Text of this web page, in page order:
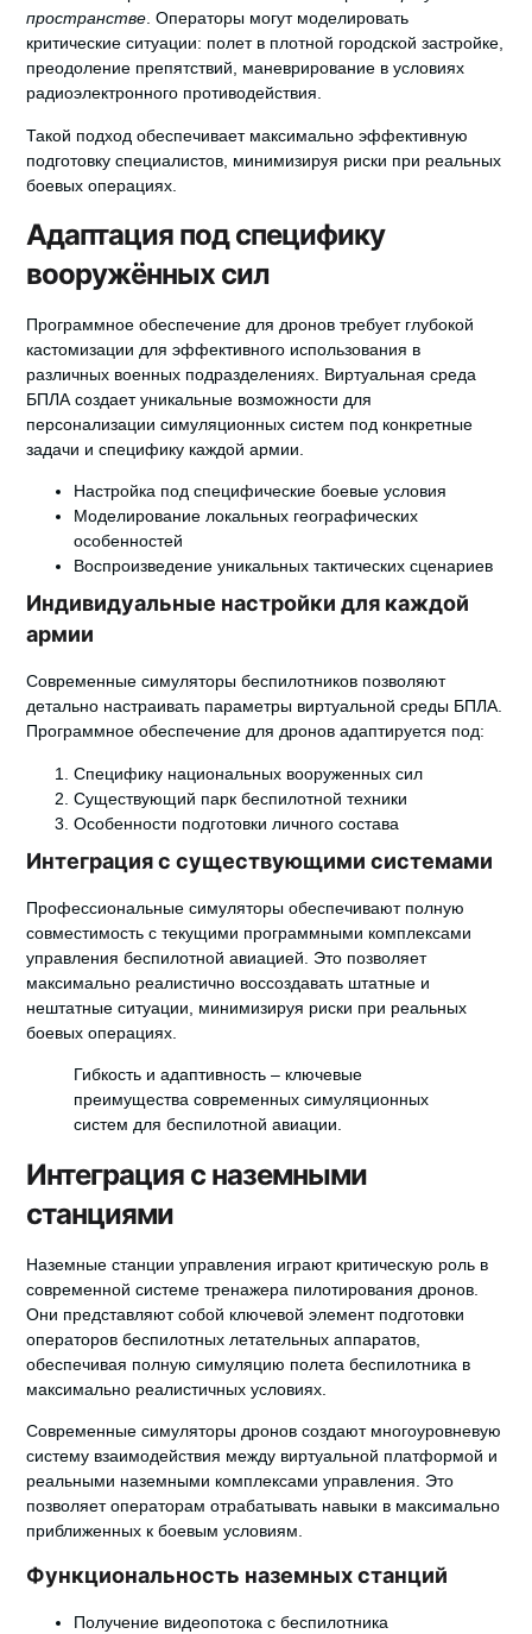
пространстве . Операторы могут моделировать
критические ситуации: полет в плотной городской застройке,
преодоление препятствий, маневрирование в условиях
радиоэлектронного противодействия.
Такой подход обеспечивает максимально эффективную
подготовку специалистов, минимизируя риски при реальных
боевых операциях.
Адаптация под специфику
вооружённых сил
Программное обеспечение для дронов требует глубокой
кастомизации для эффективного использования в
различных военных подразделениях. Виртуальная среда
БПЛА создает уникальные возможности для
персонализации симуляционных систем под конкретные
задачи и специфику каждой армии.
Настройка под специфические боевые условия
Моделирование локальных географических
особенностей
Воспроизведение уникальных тактических сценариев
Индивидуальные настройки для каждой
армии
Современные симуляторы беспилотников позволяют
детально настраивать параметры виртуальной среды БПЛА.
Программное обеспечение для дронов адаптируется под:
Специфику национальных вооруженных сил
Существующий парк беспилотной техники
Особенности подготовки личного состава
Интеграция с существующими системами
Профессиональные симуляторы обеспечивают полную
совместимость с текущими программными комплексами
управления беспилотной авиацией. Это позволяет
максимально реалистично воссоздавать штатные и
нештатные ситуации, минимизируя риски при реальных
боевых операциях.
Гибкость и адаптивность – ключевые
преимущества современных симуляционных
систем для беспилотной авиации.
Интеграция с наземными
станциями
Наземные станции управления играют критическую роль в
современной системе тренажера пилотирования дронов.
Они представляют собой ключевой элемент подготовки
операторов беспилотных летательных аппаратов,
обеспечивая полную симуляцию полета беспилотника в
максимально реалистичных условиях.
Современные симуляторы дронов создают многоуровневую
систему взаимодействия между виртуальной платформой и
реальными наземными комплексами управления. Это
позволяет операторам отрабатывать навыки в максимально
приближенных к боевым условиям.
Функциональность наземных станций
Получение видеопотока с беспилотника